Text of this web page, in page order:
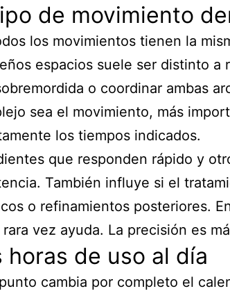
de movimiento
los movimientos tienen la
espacios suele ser distinto a
o coordinar ambas
sea el movimiento, más
los tiempos indicados.
que responden rápido y
También influye si el
o refinamientos posteriores.
vez ayuda. La precisión es
horas de uso al día
cambia por completo el